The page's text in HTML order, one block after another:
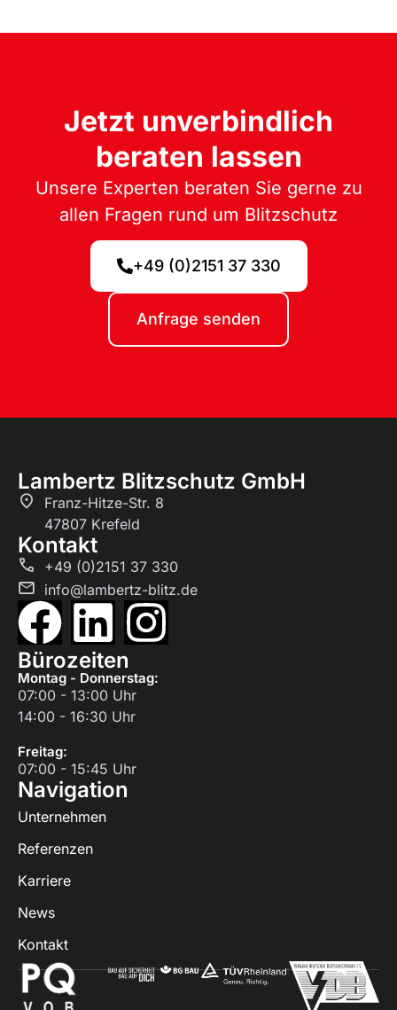
Jetzt unverbindlich
beraten lassen
Unsere Experten beraten Sie gerne zu
allen Fragen rund um Blitzschutz
+49 (0)2151 37 330
Anfrage senden
Lambertz Blitzschutz GmbH
Franz-Hitze-Str. 8
47807 Krefeld
Kontakt
+49 (0)2151 37 330
info@lambertz-blitz.de
Bürozeiten
Montag - Donnerstag:
07:00 - 13:00 Uhr
14:00 - 16:30 Uhr
Freitag:
07:00 - 15:45 Uhr
Navigation
Unternehmen
Referenzen
Karriere
News
Kontakt